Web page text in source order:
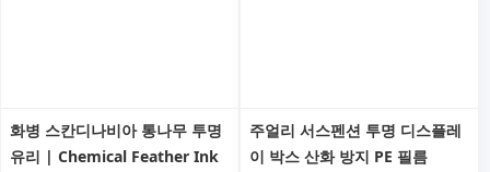
화병 스칸디나비아 통나무 투명
유리 | Chemical Feather Ink
주얼리 서스펜션 투명 디스플레
이 박스 산화 방지 PE 필름